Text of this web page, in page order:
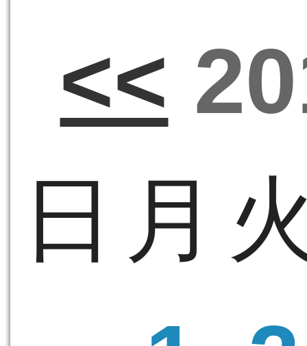
<<
日 月